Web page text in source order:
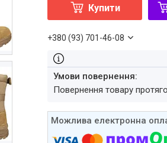
Купити
+380 (93) 701-46-08
повернення товару